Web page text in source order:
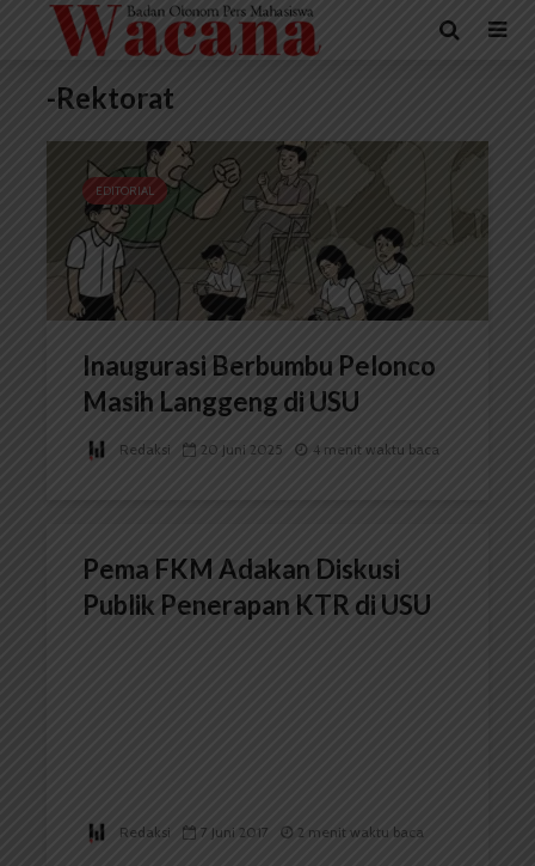
-Rektorat
EDITORIAL
Inaugurasi Berbumbu Pelonco
Masih Langgeng di USU
Redaksi 20 Juni 2025 4 menit waktu baca
Pema FKM Adakan Diskusi
Publik Penerapan KTR di USU
Redaksi 7 Juni 2017 2 menit waktu baca